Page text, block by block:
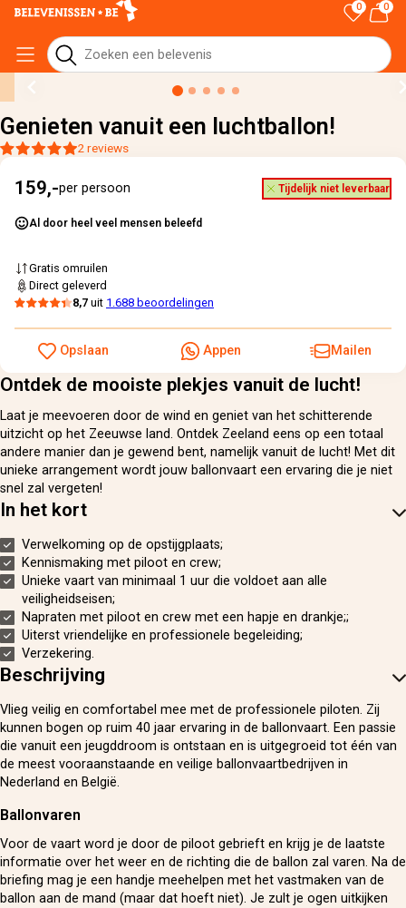
0 0
› Genieten vanuit een luchtballon!
Genieten vanuit een luchtballon!
2 reviews
Ontdek de mooiste plekjes vanuit de lucht!
Laat je meevoeren door de wind en geniet van het schitterende
uitzicht op het Zeeuwse land. Ontdek Zeeland eens op een totaal
andere manier dan je gewend bent, namelijk vanuit de lucht! Met dit
unieke arrangement wordt jouw ballonvaart een ervaring die je niet
snel zal vergeten!
In het kort
Verwelkoming op de opstijgplaats;
Kennismaking met piloot en crew;
Unieke vaart van minimaal 1 uur die voldoet aan alle
veiligheidseisen;
Napraten met piloot en crew met een hapje en drankje;;
Uiterst vriendelijke en professionele begeleiding;
Verzekering.
Beschrijving
Vlieg veilig en comfortabel mee met de professionele piloten. Zij
kunnen bogen op ruim 40 jaar ervaring in de ballonvaart. Een passie
die vanuit een jeugddroom is ontstaan en is uitgegroeid tot één van
de meest vooraanstaande en veilige ballonvaartbedrijven in
Nederland en België.
Ballonvaren
Voor de vaart word je door de piloot gebrieft en krijg je de laatste
informatie over het weer en de richting die de ballon zal varen. Na de
briefing mag je een handje meehelpen met het vastmaken van de
ballon aan de mand (maar dat hoeft niet). Je zult je ogen uitkijken
159,-per persoon Tijdelijk niet leverbaar
Al door heel veel mensen beleefd
Gratis omruilen
Direct geleverd
8,7 uit 1.688 beoordelingen
Opslaan Appen Mailen